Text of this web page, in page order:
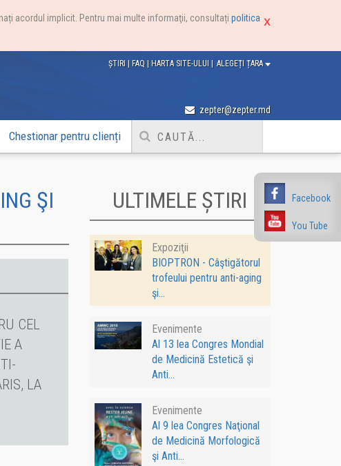
acordul implicit. Pentru mai multe informaţii, consultați politica
Facebook
You Tube
ALEGEȚI ȚARA
ȘTIRI | FAQ | HARTA SITE-ULUI |
zepter@zepter.md
Chestionar pentru clienți
ŞI
CEL
A
LA
ULTIMELE ȘTIRI
Expoziţii
BIOPTRON - Câştigătorul
trofeului pentru anti-aging
şi...
Evenimente
Al 13 lea Congres Mondial
de Medicină Estetică şi
Anti...
Evenimente
Al 9 lea Congres Naţional
de Medicină Morfologică
şi Anti...